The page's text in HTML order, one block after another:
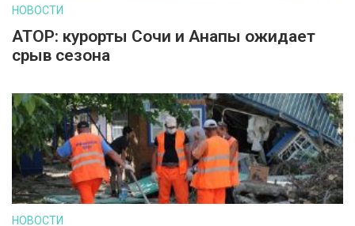
НОВОСТИ
АТОР: курорты Сочи и Анапы ожидает
срыв сезона
НОВОСТИ